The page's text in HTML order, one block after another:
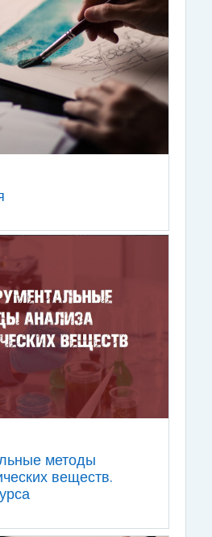
методы
веществ.